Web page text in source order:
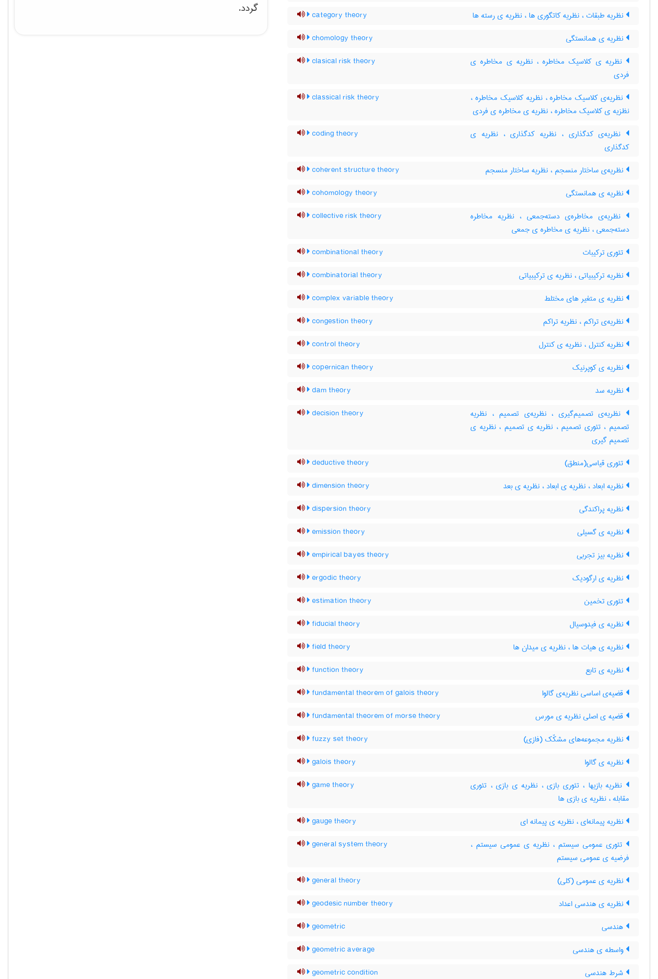
نظریه طبقات ، نظریه کاتگوری ها ، نظریه ی رسته ها category theory
نظریه ی همانستگی chomology theory
نظریه ی کلاسیک مخاطره ، نظریه ی مخاطره ی
فردی
clasical risk theory
نظریه‌ی کلاسیک مخاطره ، نظریه کلاسیک مخاطره ،
نظزیه ی کلاسیک مخاطره ، نظریه ی مخاطره ی فردی
classical risk theory
نظریه‌ی کدگذاری ، نظریه کدگذاری ، نظریه ی
کدگذاری
coding theory
نظریه‌ی ساختار منسجم ، نظریه ساختار منسجم coherent structure theory
نظریه ی همانستگی cohomology theory
نظریه‌ی مخاطره‌ی دسته‌جمعی ، نظریه مخاطره
دسته‌جمعی ، نظریه ی مخاطره ی جمعی
collective risk theory
تئوری ترکیبات combinational theory
نظریه ترکیبیاتی ، نظریه ی ترکیبیاتی combinatorial theory
نظریه ی متغیر های مختلط complex variable theory
نظریه‌ی تراکم ، نظریه تراکم congestion theory
نظریه کنترل ، نظریه ی کنترل control theory
نظریه ی کوپرنیک copernican theory
نظریه سد dam theory
نظریه‌ی تصمیم‌گیری ، نظریه‌ی تصمیم ، نظریه
تصمیم ، تئوری تصمیم ، نظریه ی تصمیم ، نظریه ی
تصمیم گیری
decision theory
تئوری قیاسی(منطق) deductive theory
نظریه ابعاد ، نظریه ی ابعاد ، ‌نظریه ی بعد dimension theory
نظریه پراکندگی dispersion theory
نظریه ی گسیلی emission theory
نظریه بیز تجربی empirical bayes theory
نظریه ی ارگودیک ergodic theory
تئوری تخمین estimation theory
نظریه ی فیدوسیال fiducial theory
نظریه ی هیات ها ، نظریه ی میدان ها field theory
نظریه ی تابع function theory
قضیه‌ی اساسی نظریه‌ی گالوا fundamental theorem of galois theory
قضیه ی اصلی نظریه ی مورس fundamental theorem of morse theory
نظریه مجموعه‌های مشکّک (فازی) fuzzy set theory
نظریه ی گالوا galois theory
نظریه بازیها ، تئوری بازی ، نظریه ی بازی ، تئوری
مقابله ، نظریه ی بازی ها
game theory
نظریه پیمانه‌ای ، نظریه ی پیمانه ای gauge theory
تئوری عمومی سیستم ، نظریه ی عمومی سیستم ،
فرضیه ی عمومی سیستم
general system theory
نظریه ی عمومی (کلی) general theory
نظریه ی هندسی اعداد geodesic number theory
هندسی geometric
واسطه ی هندسی geometric average
شرط هندسی geometric condition
گردد.